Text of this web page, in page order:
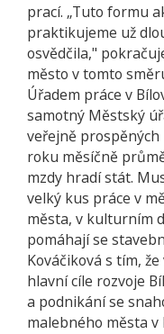
prací. „Tuto formu
praktikujeme už
osvědčila,"
město v tomto
Úřadem práce v
samotný Městský
veřejně
roku měsíčně
mzdy hradí stát.
velký kus práce v
města, v kulturním
pomáhají se
Kováčiková s tím,
hlavní cíle rozvoje
a podnikání se
malebného města